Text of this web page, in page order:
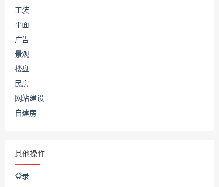
工装
平面
广告
景观
楼盘
民房
网站建设
自建房
其他操作
登录